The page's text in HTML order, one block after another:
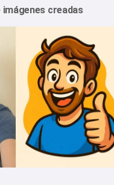
imágenes creadas